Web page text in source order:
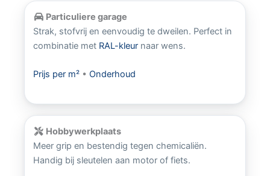
Particuliere garage
Strak, stofvrij en eenvoudig te dweilen. Perfect in
combinatie met RAL-kleur naar wens.
Prijs per m² • Onderhoud
Hobbywerkplaats
Meer grip en bestendig tegen chemicaliën.
Handig bij sleutelen aan motor of fiets.